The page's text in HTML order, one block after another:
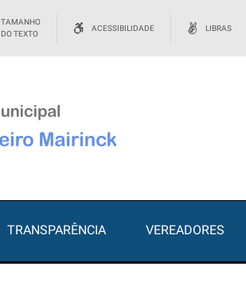
TAMANHO
DO TEXTO
ACESSIBILIDADE LIBRAS
TRANSPARÊNCIA VEREADORES